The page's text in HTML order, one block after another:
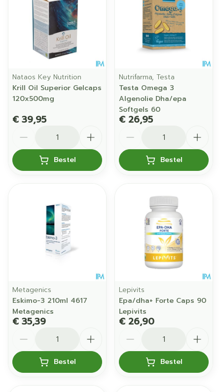
Nataos Key Nutrition
Krill Oil Superior Gelcaps
120x500mg
€ 39,95
Bestel
Nutrifarma, Testa
Testa Omega 3
Algenolie Dha/epa
Softgels 60
€ 26,95
Bestel
Metagenics
Eskimo-3 210ml 4617
Metagenics
€ 35,39
Bestel
Lepivits
Epa/dha+ Forte Caps 90
Lepivits
€ 26,90
Bestel